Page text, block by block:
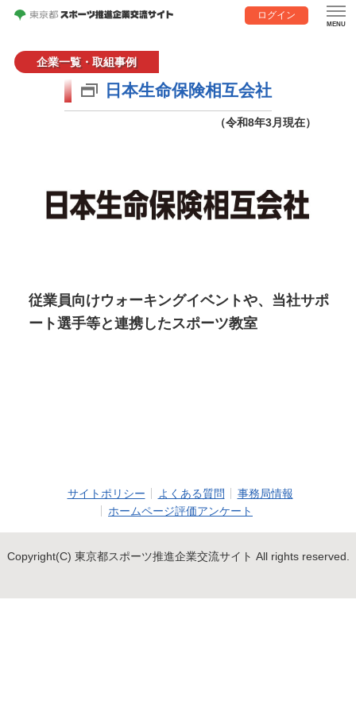
ログイン
企業一覧・取組事例
日本生命保険相互会社
（令和8年3月現在）
従業員向けウォーキングイベントや、当社サポ
ート選手等と連携したスポーツ教室
サイトポリシー よくある質問
事務局情報
ホームページ評価アンケート
Copyright(C) 東京都スポーツ推進企業交流サイト All rights reserved.